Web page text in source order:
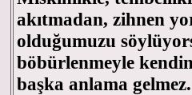
akıtmadan, zihnen
olduğumuzu
böbürlenmeyle
başka anlama